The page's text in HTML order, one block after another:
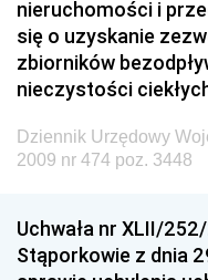
Dziennik Urzędowy
Dziennik Urzędowy
Państwowych
Dziennik Urzędowy
Rozwoju
Dziennik Urzędowy
Dziennik Urzędowy
nieruchomości i
się o uzyskanie
zbiorników
nieczystości
Dziennik Urzędowy
2009 nr 474 poz. 3448
Uchwała nr XLII/
Stąporkowie z dnia